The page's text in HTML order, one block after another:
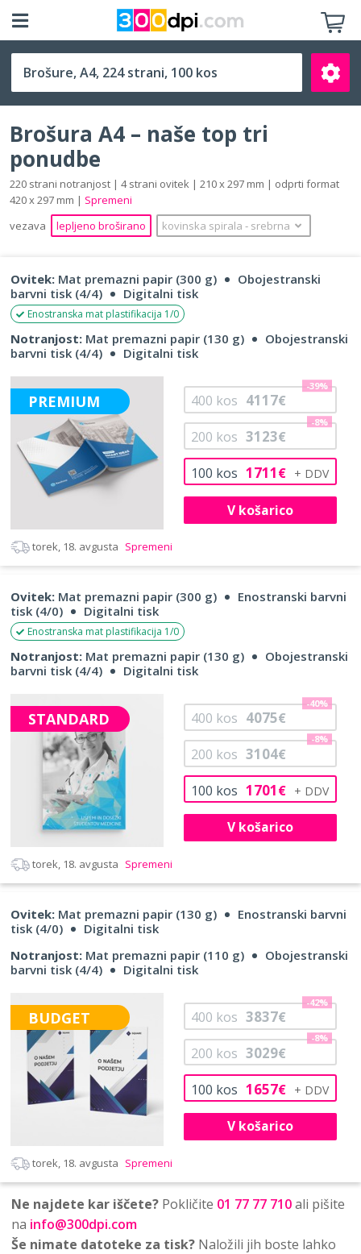
A4 (210 x 297 mm)
Išči
Brošura A4 – naše top tri
ponudbe
220 strani notranjost | 4 strani ovitek | 210 x 297 mm | odprti format
420 x 297 mm | Spremeni
vezava
lepljeno broširano kovinska spirala ‐ srebrna
Ovitek: Mat premazni papir (300 g)
Obojestranski
barvni tisk (4/4)
Digitalni tisk
Enostranska mat plastifikacija 1/0
Notranjost: Mat premazni papir (130 g)
Obojestranski
barvni tisk (4/4)
Digitalni tisk
PREMIUM
100 kos 1711€
200 kos 3123€
-8%
400 kos 4117€
-39%
V košarico
torek, 18. avgusta Spremeni
Ovitek: Mat premazni papir (300 g)
Enostranski barvni
tisk (4/0)
Digitalni tisk
Enostranska mat plastifikacija 1/0
Notranjost: Mat premazni papir (130 g)
Obojestranski
barvni tisk (4/4)
Digitalni tisk
STANDARD
100 kos 1701€
200 kos 3104€
-8%
400 kos 4075€
-40%
V košarico
torek, 18. avgusta Spremeni
Ovitek: Mat premazni papir (130 g)
Enostranski barvni
tisk (4/0)
Digitalni tisk
Notranjost: Mat premazni papir (110 g)
Obojestranski
barvni tisk (4/4)
Digitalni tisk
BUDGET
100 kos 1657€
200 kos 3029€
-8%
400 kos 3837€
-42%
V košarico
torek, 18. avgusta Spremeni
Ne najdete kar iščete? Pokličite 01 77 77 710ali pišite
na info@300dpi.com
Še nimate datoteke za tisk? Naložili jih boste lahko